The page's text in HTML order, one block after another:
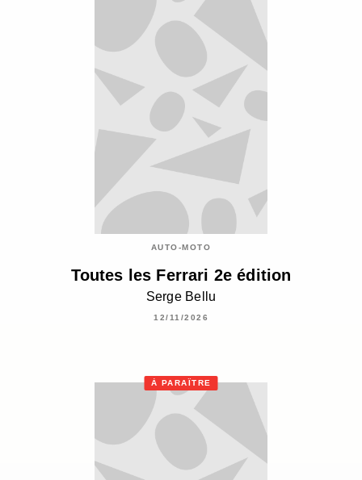
AUTO-MOTO
Toutes les Ferrari 2e édition
Serge Bellu
12/11/2026
À PARAÎTRE